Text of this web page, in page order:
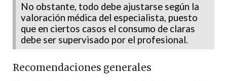
No obstante, todo debe ajustarse según la
valoración médica del especialista, puesto
que en ciertos casos el consumo de claras
debe ser supervisado por el profesional.
Recomendaciones generales